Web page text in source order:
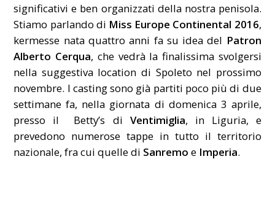
significativi e ben organizzati della nostra penisola.
Stiamo parlando di Miss Europe Continental 2016,
kermesse nata quattro anni fa su idea del Patron
Alberto Cerqua, che vedrà la finalissima svolgersi
nella suggestiva location di Spoleto nel prossimo
novembre. I casting sono già partiti poco più di due
settimane fa, nella giornata di domenica 3 aprile,
presso il Betty’s di Ventimiglia, in Liguria, e
prevedono numerose tappe in tutto il territorio
nazionale, fra cui quelle di Sanremo e Imperia.